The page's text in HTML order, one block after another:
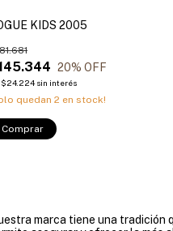
KIDS 2005
20% OFF
$24.224 sin interés
quedan 2 en stock!
Comprar
marca tiene una tradición